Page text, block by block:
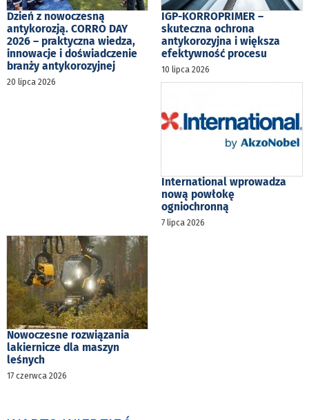
Dzień z nowoczesną
antykorozją. CORRO DAY
2026 – praktyczna wiedza,
innowacje i doświadczenie
branży antykorozyjnej
20 lipca 2026
IGP-KORROPRIMER –
skuteczna ochrona
antykorozyjna i większa
efektywność procesu
10 lipca 2026
International wprowadza
nową powłokę
ogniochronną
7 lipca 2026
Nowoczesne rozwiązania
lakiernicze dla maszyn
leśnych
17 czerwca 2026